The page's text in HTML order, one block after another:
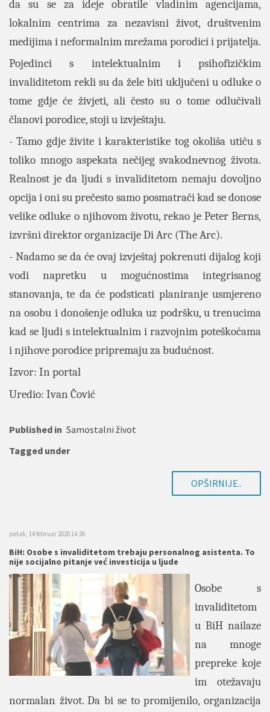
da su se za ideje obratile vladinim agencijama,
lokalnim centrima za nezavisni život, društvenim
medijima i neformalnim mrežama porodici i prijatelja.
Pojedinci s intelektualnim i psihofizičkim
invaliditetom rekli su da žele biti uključeni u odluke o
tome gdje će živjeti, ali često su o tome odlučivali
članovi porodice, stoji u izvještaju.
- Tamo gdje živite i karakteristike tog okoliša utiču s
toliko mnogo aspekata nečijeg svakodnevnog života.
Realnost je da ljudi s invaliditetom nemaju dovoljno
opcija i oni su prečesto samo posmatrači kad se donose
velike odluke o njihovom životu, rekao je Peter Berns,
izvršni direktor organizacije Di Arc (The Arc).
- Nadamo se da će ovaj izvještaj pokrenuti dijalog koji
vodi napretku u mogućnostima integrisanog
stanovanja, te da će podsticati planiranje usmjereno
na osobu i donošenje odluka uz podršku, u trenucima
kad se ljudi s intelektualnim i razvojnim poteškoćama
i njihove porodice pripremaju za budućnost.
Izvor: In portal
Uredio: Ivan Čović
Published in Samostalni život
Tagged under
OPŠIRNIJE..
petak, 14 februar 2020 14:26
BiH: Osobe s invaliditetom trebaju personalnog asistenta. To
nije socijalno pitanje već investicija u ljude
Osobe s
invaliditetom
u BiH nailaze
na mnoge
prepreke koje
im otežavaju
normalan život. Da bi se to promijenilo, organizacija